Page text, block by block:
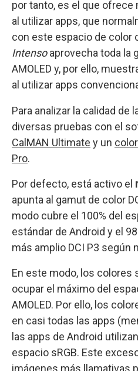
por tanto, es el que ofrece
al utilizar apps, que
con este espacio de color
Intensoaprovecha toda la
AMOLED y, por ello,
al utilizar apps
Para analizar la calidad de
diversas pruebas con el
CalMAN Ultimate y un
Pro.
Por defecto, está activo el
apunta al gamut de color
modo cubre el 100% del
estándar de Android y el
más amplio DCI P3 según
En este modo, los colores
ocupar el máximo del
AMOLED. Por ello, los
en casi todas las apps
las apps de Android
espacio sRGB. Este